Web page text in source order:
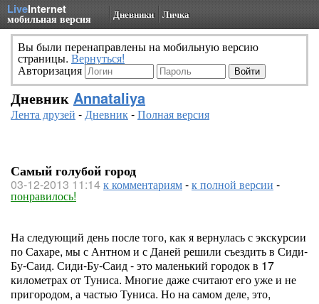
LiveInternet
мобильная версия Дневники Личка
Вы были перенаправлены на мобильную версию
страницы. Вернуться!
Авторизация
Дневник Annataliya
Лента друзей -Дневник-Полная версия
Самый голубой город
03-12-2013 11:14к комментариям-к полной версии -
понравилось!
На следующий день после того, как я вернулась с экскурсии
по Сахаре, мы с Антном и с Даней решили съездить в Сиди-
Бу-Саид. Сиди-Бу-Саид - это маленький городок в 17
километрах от Туниса. Многие даже считают его уже и не
пригородом, а частью Туниса. Но на самом деле, это,